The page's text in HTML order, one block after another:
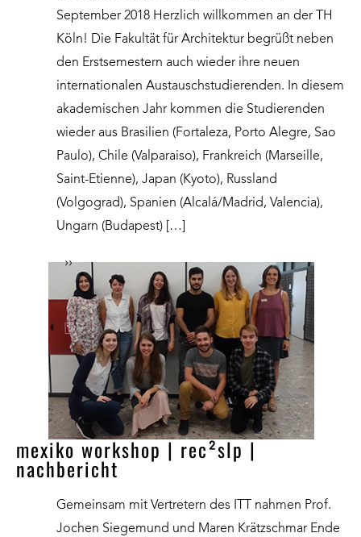
September 2018 Herzlich willkommen an der TH
Köln! Die Fakultät für Architektur begrüßt neben
den Erstsemestern auch wieder ihre neuen
internationalen Austauschstudierenden. In diesem
akademischen Jahr kommen die Studierenden
wieder aus Brasilien (Fortaleza, Porto Alegre, Sao
Paulo), Chile (Valparaiso), Frankreich (Marseille,
Saint-Etienne), Japan (Kyoto), Russland
(Volgograd), Spanien (Alcalá/Madrid, Valencia),
Ungarn (Budapest) […]
››
mexiko workshop | rec²slp |
nachbericht
Gemeinsam mit Vertretern des ITT nahmen Prof.
Jochen Siegemund und Maren Krätzschmar Ende